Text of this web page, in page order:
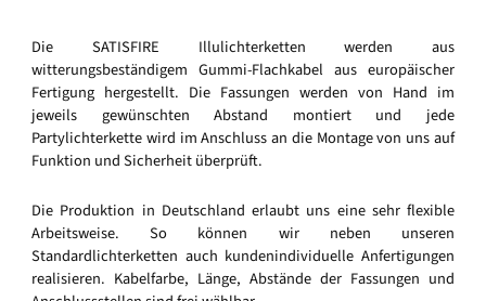
Die SATISFIRE Illulichterketten werden aus
witterungsbeständigem Gummi-Flachkabel aus europäischer
Fertigung hergestellt. Die Fassungen werden von Hand im
jeweils gewünschten Abstand montiert und jede
Partylichterkette wird im Anschluss an die Montage von uns auf
Funktion und Sicherheit überprüft.
Die Produktion in Deutschland erlaubt uns eine sehr flexible
Arbeitsweise. So können wir neben unseren
Standardlichterketten auch kundenindividuelle Anfertigungen
realisieren. Kabelfarbe, Länge, Abstände der Fassungen und